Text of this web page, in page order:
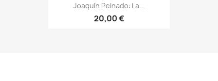
Joaquín Peinado: La...
20,00 €